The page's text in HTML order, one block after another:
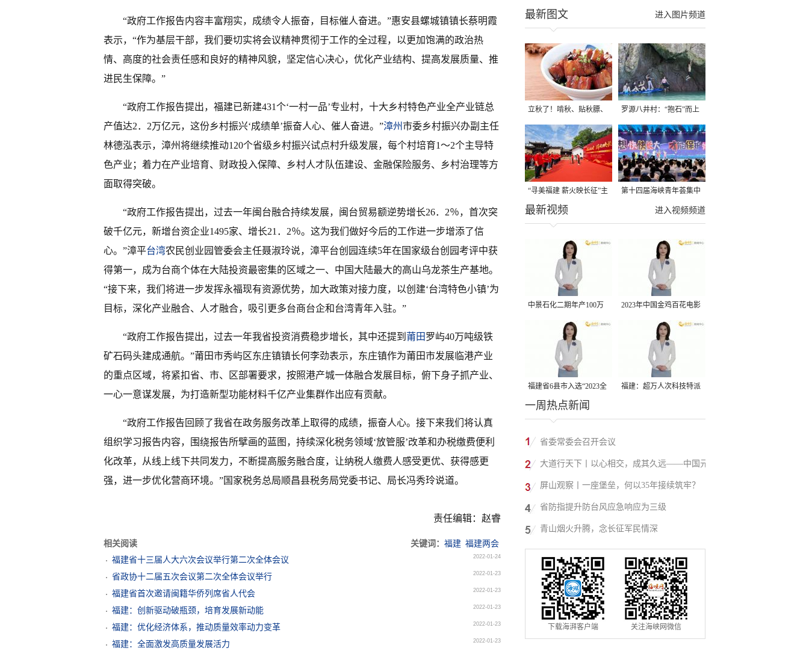
“政府工作报告内容丰富翔实，成绩令人振奋，目标催人奋进。”惠安县螺城镇镇长蔡明霞
表示，“作为基层干部，我们要切实将会议精神贯彻于工作的全过程，以更加饱满的政治热
情、高度的社会责任感和良好的精神风貌，坚定信心决心，优化产业结构、提高发展质量、推
进民生保障。”
“政府工作报告提出，福建已新建431个‘一村一品’专业村，十大乡村特色产业全产业链总
产值达2．2万亿元，这份乡村振兴‘成绩单’振奋人心、催人奋进。”漳州市委乡村振兴办副主任
林德泓表示，漳州将继续推动120个省级乡村振兴试点村升级发展，每个村培育1～2个主导特
色产业；着力在产业培育、财政投入保障、乡村人才队伍建设、金融保险服务、乡村治理等方
面取得突破。
“政府工作报告提出，过去一年闽台融合持续发展，闽台贸易额逆势增长26．2％，首次突
破千亿元，新增台资企业1495家、增长21．2％。这为我们做好今后的工作进一步增添了信
心。”漳平台湾农民创业园管委会主任聂淑玲说，漳平台创园连续5年在国家级台创园考评中获
得第一，成为台商个体在大陆投资最密集的区域之一、中国大陆最大的高山乌龙茶生产基地。
“接下来，我们将进一步发挥永福现有资源优势，加大政策对接力度，以创建‘台湾特色小镇’为
目标，深化产业融合、人才融合，吸引更多台商台企和台湾青年入驻。”
“政府工作报告提出，过去一年我省投资消费稳步增长，其中还提到 莆田罗屿40万吨级铁
矿石码头建成通航。”莆田市秀屿区东庄镇镇长何李劲表示，东庄镇作为莆田市发展临港产业
的重点区域，将紧扣省、市、区部署要求，按照港产城一体融合发展目标，俯下身子抓产业、
一心一意谋发展，为打造新型功能材料千亿产业集群作出应有贡献。
“政府工作报告回顾了我省在政务服务改革上取得的成绩，振奋人心。接下来我们将认真
组织学习报告内容，围绕报告所擘画的蓝图，持续深化税务领域‘放管服’改革和办税缴费便利
化改革，从线上线下共同发力，不断提高服务融合度，让纳税人缴费人感受更优、获得感更
强，进一步优化营商环境。”国家税务总局顺昌县税务局党委书记、局长冯秀玲说道。
责任编辑：赵睿
相关阅读 关键词： 福建 福建两会
福建省十三届人大六次会议举行第二次全体会议
2022-01-24
省政协十二届五次会议第二次全体会议举行 2022-01-23
福建省首次邀请闽籍华侨列席省人代会 2022-01-23
福建：创新驱动破瓶颈，培育发展新动能 2022-01-23
福建：优化经济体系，推动质量效率动力变革 2022-01-23
福建：全面激发高质量发展活力 2022-01-23
进入图片频道
最新图文
立秋了！啃秋、贴秋膘、
晒秋，福建人这样过才够
味→
罗源八井村：“抱石”而上
“寻美福建 薪火映长征”主
题活动在龙岩长汀启动
第十四届海峡青年荟集中
阶段活动在福州举行
进入视频频道
最新视频
中景石化二期年产100万
吨丙烷脱氢项目建成中交
2023年中国金鸡百花电影
节有福电影巡展31日启动
福建省6县市入选“2023全
国县域发展潜力百强县”
福建：超万人次科技特派
一周热点新闻
省委常委会召开会议
大道行天下丨以心相交，成其久远——中国元
首外交的世界情怀与大国气派
屏山观察丨一座堡垒，何以35年接续筑牢？
省防指提升防台风应急响应为三级
青山烟火升腾，念长征军民情深
下载海湃客户端 关注海峡网微信